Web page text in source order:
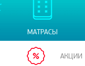
МАТРАСЫ
АКЦИИ